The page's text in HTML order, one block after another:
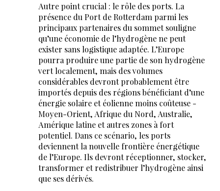
Autre point crucial : le rôle des ports. La
présence du Port de Rotterdam parmi les
principaux partenaires du sommet souligne
qu’une économie de l’hydrogène ne peut
exister sans logistique adaptée. L’Europe
pourra produire une partie de son hydrogène
vert localement, mais des volumes
considérables devront probablement être
importés depuis des régions bénéficiant d’une
énergie solaire et éolienne moins coûteuse -
Moyen-Orient, Afrique du Nord, Australie,
Amérique latine et autres zones à fort
potentiel. Dans ce scénario, les ports
deviennent la nouvelle frontière énergétique
de l’Europe. Ils devront réceptionner, stocker,
transformer et redistribuer l’hydrogène ainsi
que ses dérivés.